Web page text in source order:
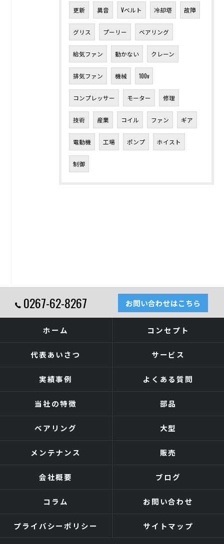
更新 異音 Vベルト 冷却塔 故障
グリス プーリー ベアリング
給気ファン 動かない クレーン
排気ファン 機械 100v
コンプレッサー モーター 修理
技術 産業 コイル ファン ギア
電動機 工場 ポンプ ホイスト
制御
0267-62-8267 お問い合わせはこちら
ホーム コンセプト
代表あいさつ サービス
実績事例 よくある質問
当社の特徴 部品
ベアリング 大型
メンテナンス 販売
会社概要 ブログ
コラム お問い合わせ
プライバシーポリシー サイトマップ